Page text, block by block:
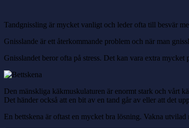
Tandgnissling är mycket vanligt och leder ofta till besvär
Gnisslande är ett återkommande problem och när man
Gnisslandet beror ofta på stress. Det kan vara extra
Den mänskliga käkmuskulaturen är enormt stark och vårt
Det händer också att en bit av en tand går av eller att det
En bettskena är oftast en mycket bra lösning. Vakna utvilad